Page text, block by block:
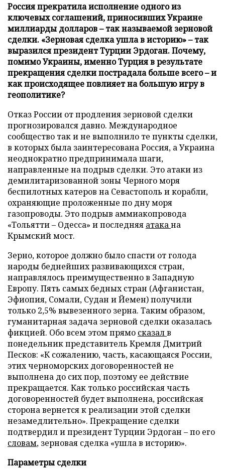
Россия прекратила исполнение одного из
ключевых соглашений, приносивших Украине
миллиарды долларов – так называемой зерновой
сделки. «Зерновая сделка ушла в историю» – так
выразился президент Турции Эрдоган. Почему,
помимо Украины, именно Турция в результате
прекращения сделки пострадала больше всего – и
как происходящее повлияет на большую игру в
геополитике?
Отказ России от продления зерновой сделки
прогнозировался давно. Международное
сообщество так и не выполнило те пункты сделки,
в которых была заинтересована Россия, а Украина
неоднократно предпринимала шаги,
направленные на подрыв сделки. Это атаки из
демилитаризованной зоны Черного моря
беспилотных катеров на Севастополь и корабли,
охраняющие проложенные по дну моря
газопроводы. Это подрыв аммиакопровода
«Тольятти – Одесса» и последняя атакана
Крымский мост.
Зерно, которое должно было спасти от голода
народы беднейших развивающихся стран,
направлялось преимущественно в Западную
Европу. Пять самых бедных стран (Афганистан,
Эфиопия, Сомали, Судан и Йемен) получили
только 2,5% вывезенного зерна. Таким образом,
гуманитарная задача зерновой сделки оказалась
фикцией. Обо всем этом прямо сказалв
понедельник представитель Кремля Дмитрий
Песков: «К сожалению, часть, касающаяся России,
этих черноморских договоренностей не
выполнена до сих пор, поэтому ее действие
прекращается. Как только российская часть
договоренностей будет выполнена, российская
сторона вернется к реализации этой сделки
незамедлительно». Прекращение сделки
подтвердил и президент Турции Эрдоган – по его
словам, зерновая сделка «ушла в историю».
Параметры сделки